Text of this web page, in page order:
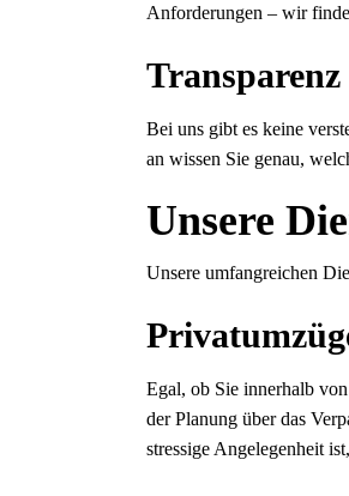
Anforderungen – wir
Transparenz
Bei uns gibt es keine
an wissen Sie genau,
Unsere
Unsere umfangreichen
Egal, ob Sie innerhalb
der Planung über das
stressige Angelegenheit